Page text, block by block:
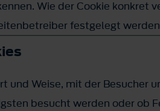
Wie der Cookie konkret
festgelegt
Weise, mit der Besucher
besucht werden oder ob